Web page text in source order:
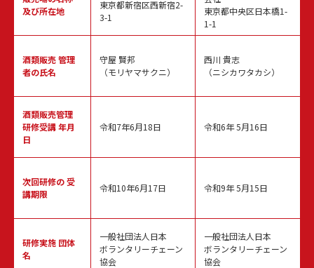
及び所在地
酒類販売管理
者の氏名
酒類販売管理
研修受講 年月
日
次回研修の受
講期限
研修実施 団体
名
東京都新宿区西新宿2-
3-1
守屋 賢邦
（モリヤマサクニ）
令和7年6月18日
令和10年6月17日
一般社団法人日本
ボランタリーチェーン
協会
東京都中央区日本橋1-
1-1
西川 貴志
（ニシカワタカシ）
令和6年 5月16日
令和9年 5月15日
一般社団法人日本
ボランタリーチェーン
協会